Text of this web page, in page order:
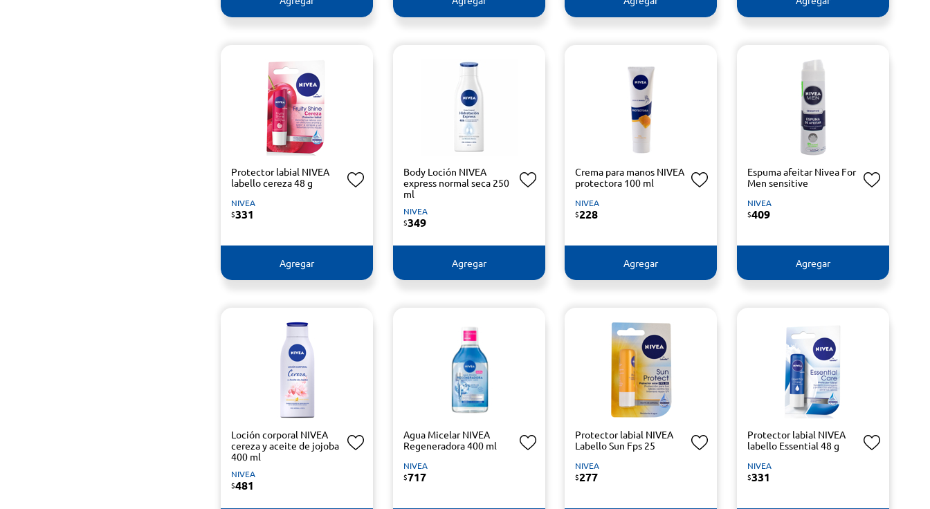
Protector labial NIVEA
labello cereza 48 g
NIVEA
$331
Agregar
Body Loción NIVEA
express normal seca 250
ml
NIVEA
$349
Agregar
Crema para manos NIVEA
protectora 100 ml
NIVEA
$228
Agregar
Espuma afeitar Nivea For
Men sensitive
NIVEA
$409
Agregar
Loción corporal NIVEA
cereza y aceite de jojoba
400 ml
NIVEA
$481
Agua Micelar NIVEA
Regeneradora 400 ml
NIVEA
$717
Protector labial NIVEA
Labello Sun Fps 25
NIVEA
$277
Protector labial NIVEA
labello Essential 48 g
NIVEA
$331